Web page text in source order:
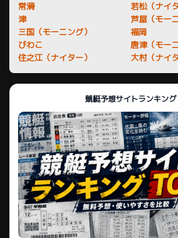
常滑
津
三国（モーニング）
びわこ
住之江（ナイター）
若松（ナイ
芦屋（モー
福岡
唐津（モー
大村（ナイ
競艇予想サイトランキング